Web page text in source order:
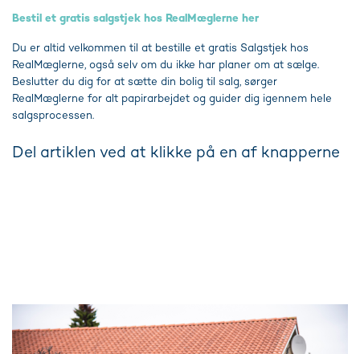
Bestil et gratis salgstjek hos RealMæglerne her
Du er altid velkommen til at bestille et gratis Salgstjek hos
RealMæglerne, også selv om du ikke har planer om at sælge.
Beslutter du dig for at sætte din bolig til salg, sørger
RealMæglerne for alt papirarbejdet og guider dig igennem hele
salgsprocessen.
Del artiklen ved at klikke på en af knapperne